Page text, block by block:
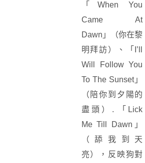
「When You
Came At
Dawn」（你在黎
明拜訪）、「I’ll
Will Follow You
To The Sunset」
（陪你到夕陽的
盡頭）. 「Lick
Me Till Dawn」
（舔我到天
亮），反映狗對